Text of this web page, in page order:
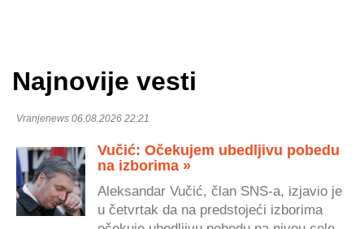
Najnovije vesti
Vranjenews 06.08.2026 22:21
Vučić: Očekujem ubedljivu pobedu
na izborima »
Aleksandar Vučić, član SNS-a, izjavio je
u četvrtak da na predstojeći izborima